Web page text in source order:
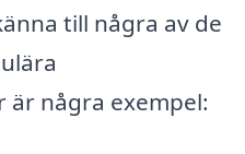
till några av de
några exempel: